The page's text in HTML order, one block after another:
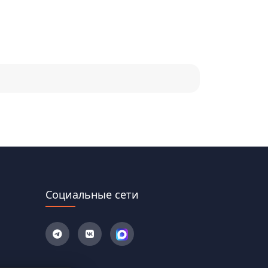
Социальные сети